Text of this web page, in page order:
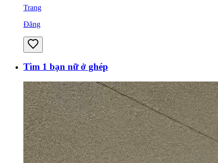
Trang
Đăng
Tìm 1 bạn nữ ở ghép